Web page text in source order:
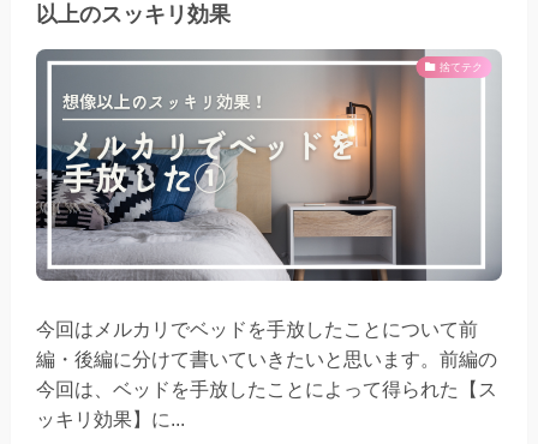
以上のスッキリ効果
捨てテク
今回はメルカリでベッドを手放したことについて前
編・後編に分けて書いていきたいと思います。前編の
今回は、ベッドを手放したことによって得られた【ス
ッキリ効果】に...